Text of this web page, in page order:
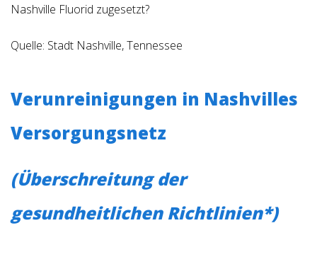
Nashville Fluorid zugesetzt?
Quelle: Stadt Nashville, Tennessee
Verunreinigungen in Nashvilles
Versorgungsnetz
(Überschreitung der
gesundheitlichen Richtlinien*)